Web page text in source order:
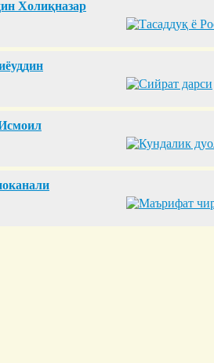
Холиқназар